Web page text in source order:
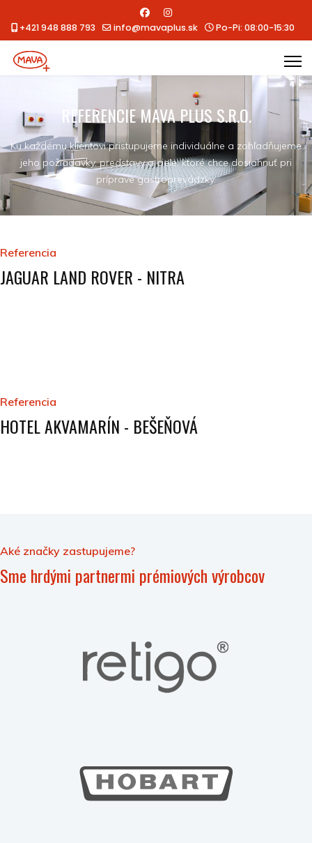
+421 948 888 793 info@mavaplus.sk Po-Pi: 08:00-15:30
REFERENCIE MAVA PLUS S.R.O.
Ku každému klientovi pristupujeme individuálne a zohľadňujeme
jeho požiadavky, predstavy a ciele, ktoré chce dosiahnuť pri
príprave gastroprevádzky.
Referencia
JAGUAR LAND ROVER - NITRA
Referencia
HOTEL AKVAMARÍN - BEŠEŇOVÁ
Aké značky zastupujeme?
Sme hrdými partnermi prémiových výrobcov